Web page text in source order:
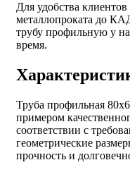
Для удобства
металлопроката до
трубу профильную у
время.
Труба профильная
примером
соответствии с
геометрические
прочность и